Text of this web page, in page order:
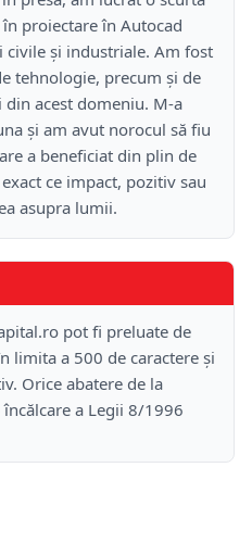
proiectare în Autocad
civile și industriale. Am fost
tehnologie, precum și de
acest domeniu. M-a
și am avut norocul să fiu
a beneficiat din plin de
ce impact, pozitiv sau
asupra lumii.
pot fi preluate de
limita a 500 de caractere și
Orice abatere de la
a Legii 8/1996